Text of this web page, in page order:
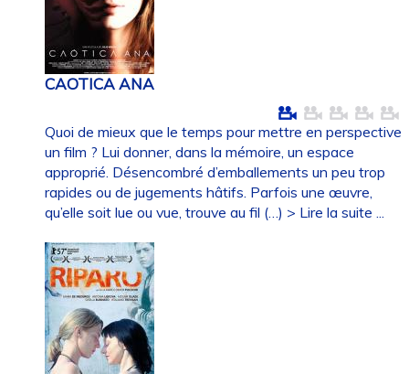
CAOTICA ANA
Quoi de mieux que le temps pour mettre en perspective
un film ? Lui donner, dans la mémoire, un espace
approprié. Désencombré d’emballements un peu trop
rapides ou de jugements hâtifs. Parfois une œuvre,
qu’elle soit lue ou vue, trouve au fil (…) > Lire la suite ...